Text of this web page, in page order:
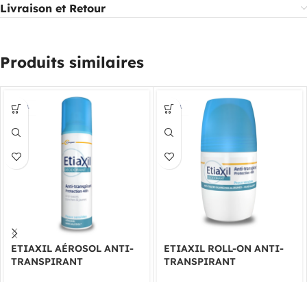
Livraison et Retour
Produits similaires
ETIAXIL AÉROSOL ANTI-
TRANSPIRANT
ETIAXIL ROLL-ON ANTI-
TRANSPIRANT